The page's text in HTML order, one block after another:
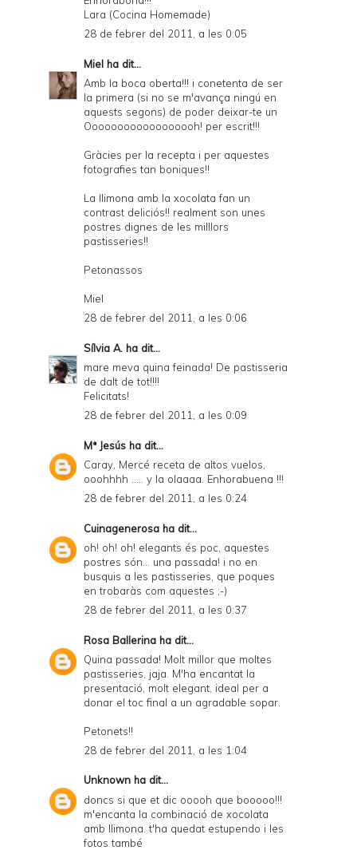
Lara (Cocina Homemade)
28 de febrer del 2011, a les 0:05
Miel ha dit...
Amb la boca oberta!!! i conetenta de ser
la primera (si no se m'avança ningú en
aquests segons) de poder deixar-te un
Oooooooooooooooooh! per escrit!!!
Gràcies per la recepta i per aquestes
fotografies tan boniques!!
La llimona amb la xocolata fan un
contrast deliciós!! realment son unes
postres dignes de les milllors
pastisseries!!
Petonassos
Miel
28 de febrer del 2011, a les 0:06
Sílvia A. ha dit...
mare meva quina feinada! De pastisseria
de dalt de tot!!!!
Felicitats!
28 de febrer del 2011, a les 0:09
Mª Jesús ha dit...
Caray, Mercé receta de altos vuelos,
ooohhhh ..... y la olaaaa. Enhorabuena !!!
28 de febrer del 2011, a les 0:24
Cuinagenerosa ha dit...
oh! oh! oh! elegants és poc, aquestes
postres són... una passada! i no en
busquis a les pastisseries, que poques
en trobaràs com aquestes ;-)
28 de febrer del 2011, a les 0:37
Rosa Ballerina ha dit...
Quina passada! Molt millor que moltes
pastisseries, jaja. M'ha encantat la
presentació, molt elegant, ideal per a
donar el toc final a un agradable sopar.
Petonets!!
28 de febrer del 2011, a les 1:04
Unknown ha dit...
doncs si que et dic ooooh que booooo!!!
m'encanta la combinació de xocolata
amb llimona. t'ha quedat estupendo i les
fotos també